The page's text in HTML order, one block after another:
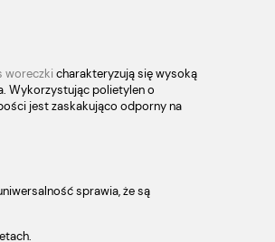
woreczki charakteryzują się wysoką
Wykorzystując polietylen o
jest zaskakująco odporny na
sprawia, że są